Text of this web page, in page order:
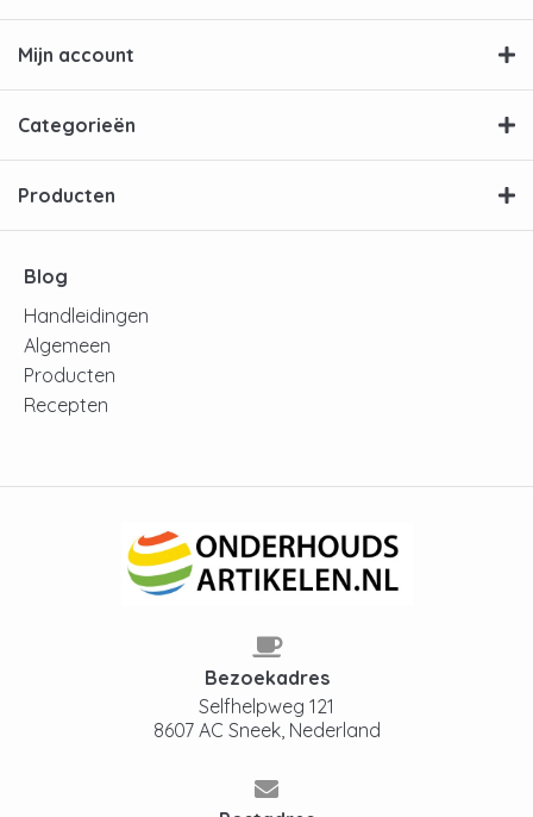
Mijn account
Categorieën
Producten
Blog
Handleidingen
Algemeen
Producten
Recepten
Bezoekadres
Selfhelpweg 121
8607 AC Sneek, Nederland